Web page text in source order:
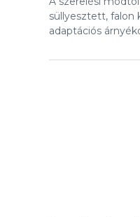
süllyesztett, falon
adaptációs